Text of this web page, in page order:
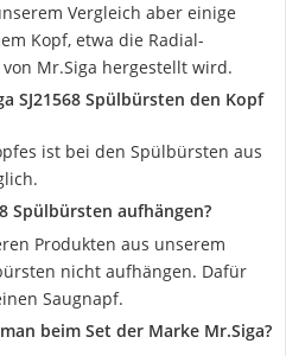
Vergleich aber einige
Kopf, etwa die Radial-
Mr.Siga hergestellt wird.
SJ21568 Spülbürsten den Kopf
ist bei den Spülbürsten aus
Spülbürsten aufhängen?
Produkten aus unserem
nicht aufhängen. Dafür
Saugnapf.
beim Set der Marke Mr.Siga?